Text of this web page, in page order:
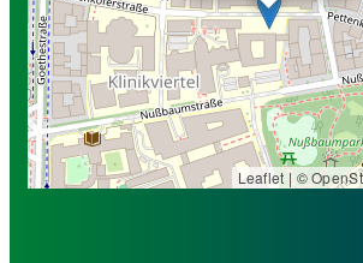
Leaflet| ©